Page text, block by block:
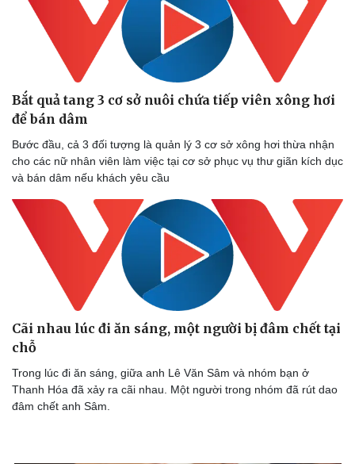
Bắt quả tang 3 cơ sở nuôi chứa tiếp viên xông hơi
để bán dâm
Bước đầu, cả 3 đối tượng là quản lý 3 cơ sở xông hơi thừa nhận
cho các nữ nhân viên làm việc tại cơ sở phục vụ thư giãn kích dục
và bán dâm nếu khách yêu cầu
Cãi nhau lúc đi ăn sáng, một người bị đâm chết tại
chỗ
Trong lúc đi ăn sáng, giữa anh Lê Văn Sâm và nhóm bạn ở
Thanh Hóa đã xảy ra cãi nhau. Một người trong nhóm đã rút dao
đâm chết anh Sâm.